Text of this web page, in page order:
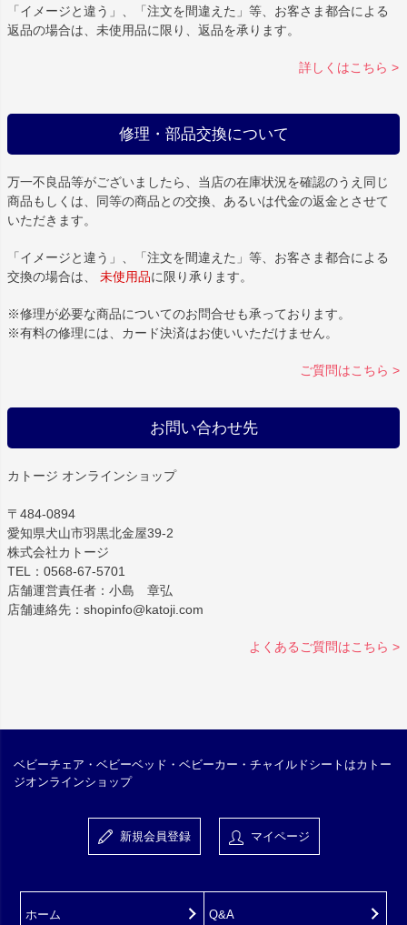
「イメージと違う」、「注文を間違えた」等、お客さま都合による
返品の場合は、未使用品に限り、返品を承ります。
詳しくはこちら >
修理・部品交換について
万一不良品等がございましたら、当店の在庫状況を確認のうえ同じ
商品もしくは、同等の商品との交換、あるいは代金の返金とさせて
いただきます。
「イメージと違う」、「注文を間違えた」等、お客さま都合による
交換の場合は、 未使用品に限り承ります。
※修理が必要な商品についてのお問合せも承っております。
※有料の修理には、カード決済はお使いいただけません。
ご質問はこちら >
お問い合わせ先
カトージ オンラインショップ
〒484-0894
愛知県犬山市羽黒北金屋39-2
株式会社カトージ
TEL：0568-67-5701
店舗運営責任者：小島 章弘
店舗連絡先：shopinfo@katoji.com
よくあるご質問はこちら >
ベビーチェア・ベビーベッド・ベビーカー・チャイルドシートはカトー
ジオンラインショップ
新規会員登録 マイページ
ホーム Q&A